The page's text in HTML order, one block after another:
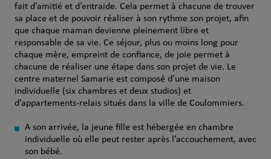
fait d’amitié et d’entraide. Cela permet à chacune de trouver
sa place et de pouvoir réaliser à son rythme son projet, afin
que chaque maman devienne pleinement libre et
responsable de sa vie. Ce séjour, plus ou moins long pour
chaque mère, empreint de confiance, de joie permet à
chacune de réaliser une étape dans son projet de vie. Le
centre maternel Samarie est composé d’une maison
individuelle (six chambres et deux studios) et
d’appartements-relais situés dans la ville de Coulommiers.
A son arrivée, la jeune fille est hébergée en chambre
individuelle où elle peut rester après l’accouchement, avec
son bébé.